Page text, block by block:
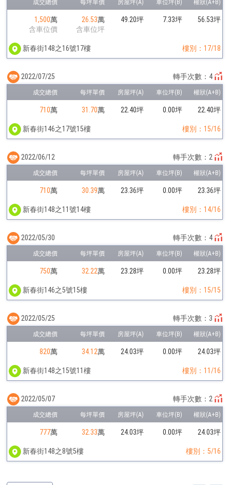
1,500萬
含車位價
26.53萬
含車位坪
49.20坪 7.33坪 56.53坪
新春街148之16號17樓 樓別：17/18
710萬 31.70萬 22.40坪 0.00坪 22.40坪
新春街146之17號15樓 樓別：15/16
2022/07/25 轉手次數：4
710萬 30.39萬 23.36坪 0.00坪 23.36坪
新春街148之11號14樓 樓別：14/16
2022/06/12 轉手次數：2
750萬 32.22萬 23.28坪 0.00坪 23.28坪
新春街146之5號15樓 樓別：15/15
2022/05/30 轉手次數：4
820萬 34.12萬 24.03坪 0.00坪 24.03坪
新春街148之15號11樓 樓別：11/16
2022/05/25 轉手次數：3
777萬 32.33萬 24.03坪 0.00坪 24.03坪
新春街148之8號5樓 樓別：5/16
2022/05/07 轉手次數：2